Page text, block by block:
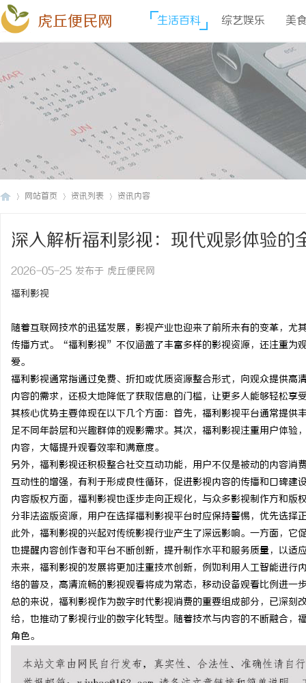
虎丘便民网 生活百科 综艺娱乐 美
网站首页 资讯列表 资讯内容
深入解析福利影视：现代观影体验的
2026-05-25 发布于 虎丘便民网
福利影视
随着互联网技术的迅猛发展，影视产业也迎来了前所未有的变革，
传播方式。“福利影视”不仅涵盖了丰富多样的影视资源，还注重为
爱。
福利影视通常指通过免费、折扣或优质资源整合形式，向观众提供
内容的需求，还极大地降低了获取信息的门槛，让更多人能够轻松享
其核心优势主要体现在以下几个方面：首先，福利影视平台通常提
足不同年龄层和兴趣群体的观影需求。其次，福利影视注重用户体
内容，大幅提升观看效率和满意度。
另外，福利影视还积极整合社交互动功能，用户不仅是被动的内容
互动性的增强，有利于形成良性循环，促进影视内容的传播和口碑建
内容版权方面，福利影视也逐步走向正规化，与众多影视制作方和
分非法盗版资源，用户在选择福利影视平台时应保持警惕，优先选择
此外，福利影视的兴起对传统影视行业产生了深远影响。一方面，
也提醒内容创作者和平台不断创新，提升制作水平和服务质量，以适
未来，福利影视的发展将更加注重技术创新，例如利用人工智能进
络的普及，高清流畅的影视观看将成为常态，移动设备观看比例进一
总的来说，福利影视作为数字时代影视消费的重要组成部分，已深
给，也推动了影视行业的数字化转型。随着技术与内容的不断融合
角色。